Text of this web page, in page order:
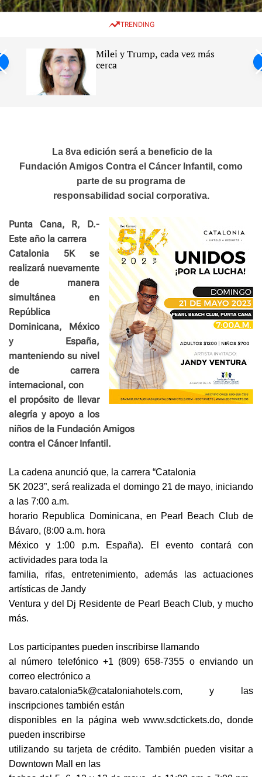
w
c
e
e
TRENDING
Milei y Trump, cada vez más
cerca
La 8va edición será a beneficio de la
Fundación Amigos Contra el Cáncer Infantil, como
parte de su programa de
responsabilidad social corporativa.
Punta Cana, R, D.-
Este año la carrera
Catalonia 5K se
realizará nuevamente
de manera
simultánea en
República
Dominicana, México
y España,
manteniendo su nivel
de carrera
internacional, con
el propósito de llevar
alegría y apoyo a los
niños de la Fundación Amigos
contra el Cáncer Infantil.
La cadena anunció que, la carrera “Catalonia
5K 2023”, será realizada el domingo 21 de mayo, iniciando
a las 7:00 a.m.
horario Republica Dominicana, en Pearl Beach Club de
Bávaro, (8:00 a.m. hora
México y 1:00 p.m. España). El evento contará con
actividades para toda la
familia, rifas, entretenimiento, además las actuaciones
artísticas de Jandy
Ventura y del Dj Residente de Pearl Beach Club, y mucho
más.
Los participantes pueden inscribirse llamando
al número telefónico +1 (809) 658-7355 o enviando un
correo electrónico a
bavaro.catalonia5k@cataloniahotels.com, y las
inscripciones también están
disponibles en la página web www.sdctickets.do, donde
pueden inscribirse
utilizando su tarjeta de crédito. También pueden visitar a
Downtown Mall en las